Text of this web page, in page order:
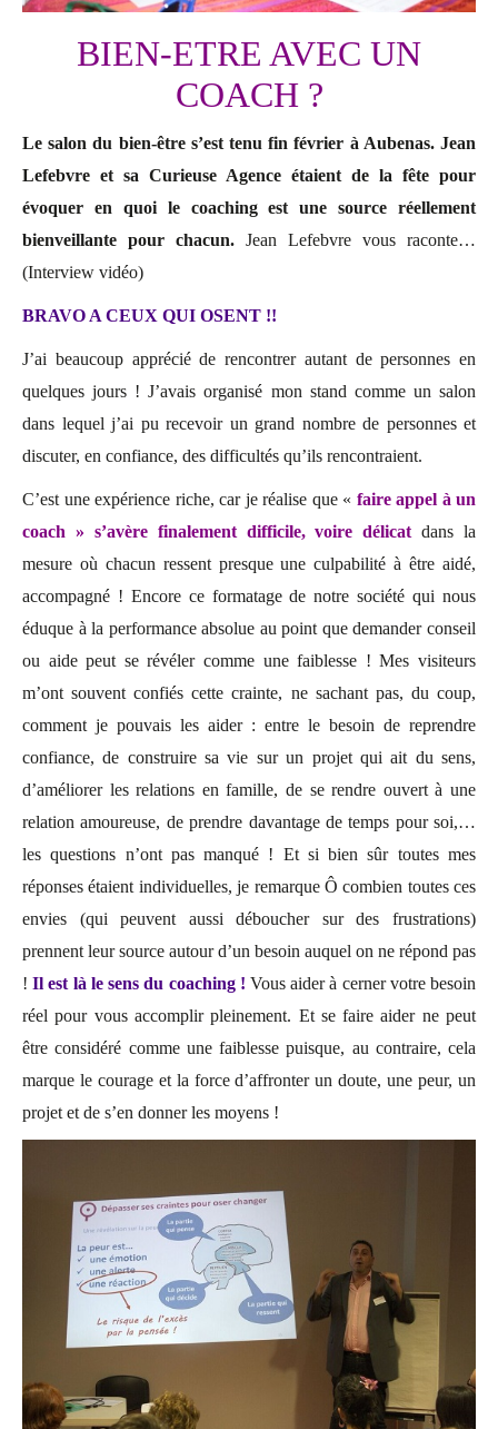
BIEN-ETRE AVEC UN
COACH ?
Le salon du bien-être s’est tenu fin février à Aubenas. Jean
Lefebvre et sa Curieuse Agence étaient de la fête pour
évoquer en quoi le coaching est une source réellement
bienveillante pour chacun. Jean Lefebvre vous raconte…
(Interview vidéo)
BRAVO A CEUX QUI OSENT !!
J’ai beaucoup apprécié de rencontrer autant de personnes en
quelques jours ! J’avais organisé mon stand comme un salon
dans lequel j’ai pu recevoir un grand nombre de personnes et
discuter, en confiance, des difficultés qu’ils rencontraient.
C’est une expérience riche, car je réalise que « faire appel à un
coach » s’avère finalement difficile, voire délicat dans la
mesure où chacun ressent presque une culpabilité à être aidé,
accompagné ! Encore ce formatage de notre société qui nous
éduque à la performance absolue au point que demander conseil
ou aide peut se révéler comme une faiblesse ! Mes visiteurs
m’ont souvent confiés cette crainte, ne sachant pas, du coup,
comment je pouvais les aider : entre le besoin de reprendre
confiance, de construire sa vie sur un projet qui ait du sens,
d’améliorer les relations en famille, de se rendre ouvert à une
relation amoureuse, de prendre davantage de temps pour soi,…
les questions n’ont pas manqué ! Et si bien sûr toutes mes
réponses étaient individuelles, je remarque Ô combien toutes ces
envies (qui peuvent aussi déboucher sur des frustrations)
prennent leur source autour d’un besoin auquel on ne répond pas
!Il est là le sens du coaching ! Vous aider à cerner votre besoin
réel pour vous accomplir pleinement. Et se faire aider ne peut
être considéré comme une faiblesse puisque, au contraire, cela
marque le courage et la force d’affronter un doute, une peur, un
projet et de s’en donner les moyens !